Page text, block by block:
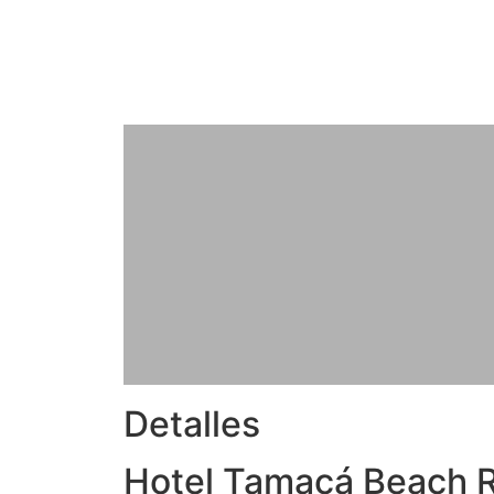
Detalles
Hotel Tamacá Beach